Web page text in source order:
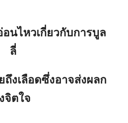
นไหวเกี่ยวกับการบูล
ลี่
ถึงเลือดซึ่งอาจส่งผลก
างจิตใจ